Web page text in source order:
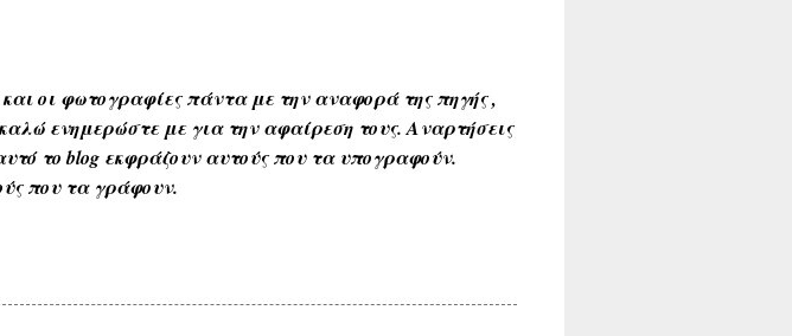
οι φωτογραφίες πάντα με την αναφορά της πηγής ,
ενημερώστε με για την αφαίρεση τους. Αναρτήσεις
το blog εκφράζουν αυτούς που τα υπογραφούν.
που τα γράφουν.